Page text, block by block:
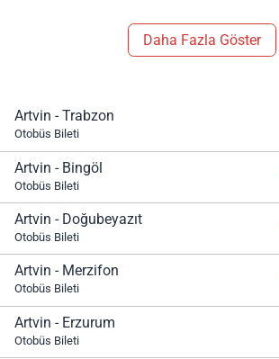
Daha Fazla Göster
Artvin - Trabzon
Otobüs Bileti
Artvin - Bingöl
Otobüs Bileti
Artvin - Doğubeyazıt
Otobüs Bileti
Artvin - Merzifon
Otobüs Bileti
Artvin - Erzurum
Otobüs Bileti